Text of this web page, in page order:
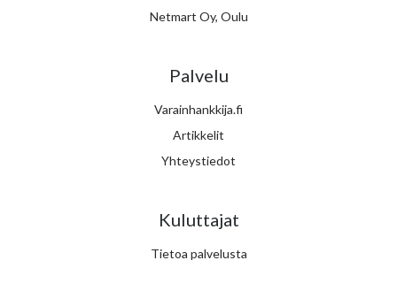
Netmart Oy, Oulu
Palvelu
Varainhankkija.fi
Artikkelit
Yhteystiedot
Kuluttajat
Tietoa palvelusta